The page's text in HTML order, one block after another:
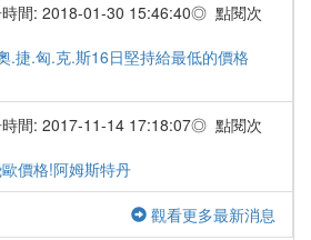
間: 2018-01-30 15:46:40◎ 點閱次
.捷.匈.克.斯16日堅持給最低的價格
間: 2017-11-14 17:18:07◎ 點閱次
價格!阿姆斯特丹
觀看更多最新消息